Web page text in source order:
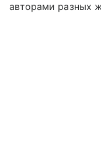
авторами разных